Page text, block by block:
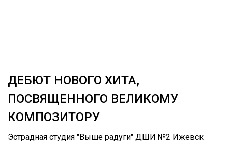
ДЕБЮТ НОВОГО ХИТА,
ПОСВЯЩЕННОГО ВЕЛИКОМУ
КОМПОЗИТОРУ
Эстрадная студия "Выше радуги" ДШИ №2 Ижевск